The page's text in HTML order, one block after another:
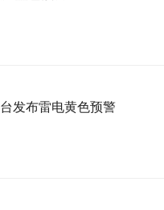
发布雷电黄色预警